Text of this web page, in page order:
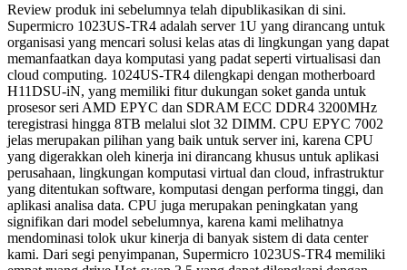
Review produk ini sebelumnya telah dipublikasikan di sini.
Supermicro 1023US-TR4 adalah server 1U yang dirancang untuk
organisasi yang mencari solusi kelas atas di lingkungan yang dapat
memanfaatkan daya komputasi yang padat seperti virtualisasi dan
cloud computing. 1024US-TR4 dilengkapi dengan motherboard
H11DSU-iN, yang memiliki fitur dukungan soket ganda untuk
prosesor seri AMD EPYC dan SDRAM ECC DDR4 3200MHz
teregistrasi hingga 8TB melalui slot 32 DIMM. CPU EPYC 7002
jelas merupakan pilihan yang baik untuk server ini, karena CPU
yang digerakkan oleh kinerja ini dirancang khusus untuk aplikasi
perusahaan, lingkungan komputasi virtual dan cloud, infrastruktur
yang ditentukan software, komputasi dengan performa tinggi, dan
aplikasi analisa data. CPU juga merupakan peningkatan yang
signifikan dari model sebelumnya, karena kami melihatnya
mendominasi tolok ukur kinerja di banyak sistem di data center
kami. Dari segi penyimpanan, Supermicro 1023US-TR4 memiliki